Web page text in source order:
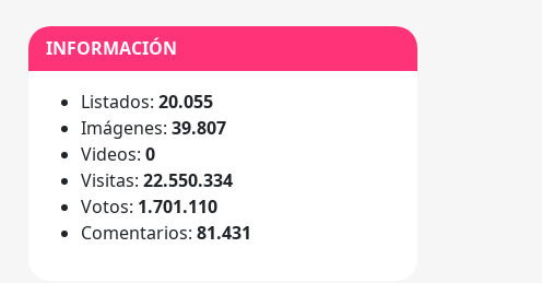
INFORMACIÓN
Listados: 20.055
Imágenes: 39.807
Videos: 0
Visitas: 22.550.334
Votos: 1.701.110
Comentarios: 81.431